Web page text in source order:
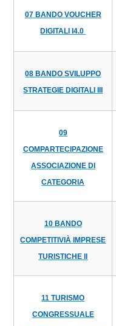
07 BANDO VOUCHER
DIGITALI I4.0
08 BANDO SVILUPPO
STRATEGIE DIGITALI III
09
COMPARTECIPAZIONE
ASSOCIAZIONE DI
CATEGORIA
10 BANDO
COMPETITIVIÀ IMPRESE
TURISTICHE II
11 TURISMO
CONGRESSUALE